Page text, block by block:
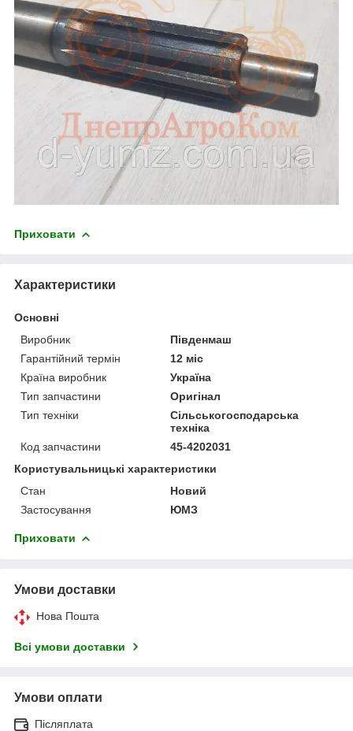
Приховати
Характеристики
Основні
Виробник
Південмаш
Гарантійний термін
12 міс
Країна виробник
Україна
Тип запчастини
Оригінал
Тип техніки
Сільськогосподарська
техніка
Код запчастини
45-4202031
Користувальницькі характеристики
Стан
Новий
Застосування
ЮМЗ
Приховати
Умови доставки
Нова Пошта
Всі умови доставки
Умови оплати
Післяплата